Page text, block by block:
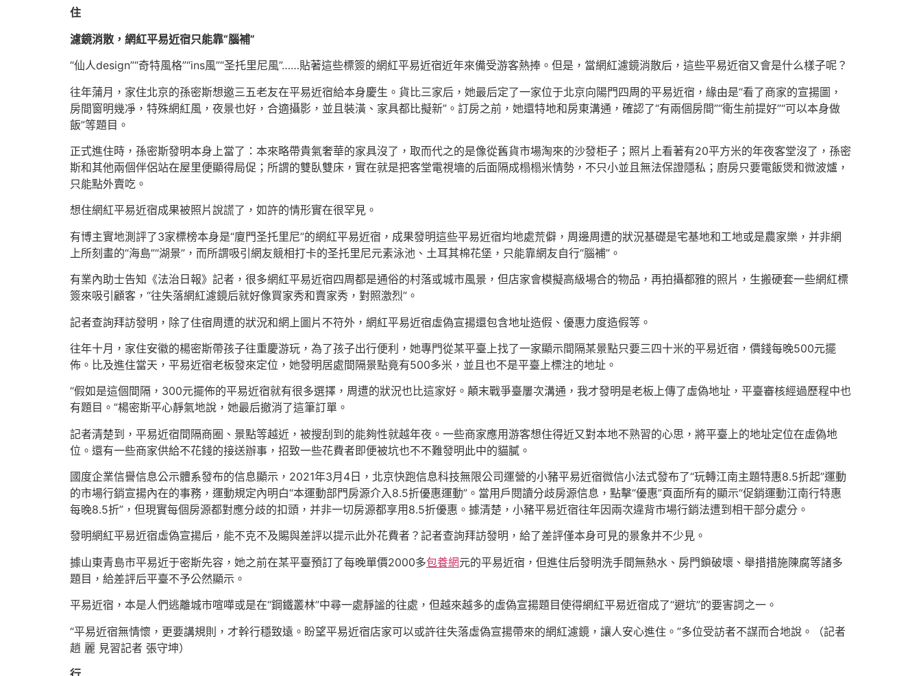
住
濾鏡消散，網紅平易近宿只能靠“腦補”
“仙人design”“奇特風格”“ins風”“圣托里尼風”……貼著這些標簽的網紅平易近宿近年來備受游客熱捧。但是，當網紅濾鏡消散后，這些平易近宿又會是什么樣子呢？
往年蒲月，家住北京的孫密斯想邀三五老友在平易近宿給本身慶生。貨比三家后，她最后定了一家位于北京向陽門四周的平易近宿，緣由是“看了商家的宣揚圖，
房間窗明幾凈，特殊網紅風，夜景也好，合適攝影，並且裝潢、家具都比擬新”。訂房之前，她還特地和房東溝通，確認了“有兩個房間”“衛生前提好”“可以本身做
飯”等題目。
正式進住時，孫密斯發明本身上當了：本來略帶貴氣奢華的家具沒了，取而代之的是像從舊貨市場淘來的沙發柜子；照片上看著有20平方米的年夜客堂沒了，孫密
斯和其他兩個伴侶站在屋里便顯得局促；所謂的雙臥雙床，實在就是把客堂電視墻的后面隔成榻榻米情勢，不只小並且無法保證隱私；廚房只要電飯煲和微波爐，
只能點外賣吃。
想住網紅平易近宿成果被照片說謊了，如許的情形實在很罕見。
有博主實地測評了3家標榜本身是“廈門圣托里尼”的網紅平易近宿，成果發明這些平易近宿均地處荒僻，周邊周遭的狀況基礎是宅基地和工地或是農家樂，并非網
上所刻畫的“海島”“湖景”，而所謂吸引網友競相打卡的圣托里尼元素泳池、土耳其棉花堡，只能靠網友自行“腦補”。
有業內助士告知《法治日報》記者，很多網紅平易近宿四周都是通俗的村落或城市風景，但店家會模擬高級場合的物品，再拍攝都雅的照片，生搬硬套一些網紅標
簽來吸引顧客，“往失落網紅濾鏡后就好像買家秀和賣家秀，對照激烈”。
記者查詢拜訪發明，除了住宿周遭的狀況和網上圖片不符外，網紅平易近宿虛偽宣揚還包含地址造假、優惠力度造假等。
往年十月，家住安徽的楊密斯帶孩子往重慶游玩，為了孩子出行便利，她專門從某平臺上找了一家顯示間隔某景點只要三四十米的平易近宿，價錢每晚500元擺
佈。比及進住當天，平易近宿老板發來定位，她發明居處間隔景點竟有500多米，並且也不是平臺上標注的地址。
“假如是這個間隔，300元擺佈的平易近宿就有很多選擇，周遭的狀況也比這家好。顛末戰爭臺屢次溝通，我才發明是老板上傳了虛偽地址，平臺審核經過歷程中也
有題目。”楊密斯平心靜氣地說，她最后撤消了這筆訂單。
記者清楚到，平易近宿間隔商圈、景點等越近，被搜刮到的能夠性就越年夜。一些商家應用游客想住得近又對本地不熟習的心思，將平臺上的地址定位在虛偽地
位。還有一些商家供給不花錢的接送辦事，招致一些花費者即便被坑也不不難發明此中的貓膩。
國度企業信譽信息公示體系發布的信息顯示，2021年3月4日，北京快跑信息科技無限公司運營的小豬平易近宿微信小法式發布了“玩轉江南主題特惠8.5折起”運動
的市場行銷宣揚內在的事務，運動規定內明白“本運動部門房源介入8.5折優惠運動”。當用戶閱讀分歧房源信息，點擊“優惠”頁面所有的顯示“促銷運動江南行特惠
每晚8.5折”，但現實每個房源都對應分歧的扣頭，并非一切房源都享用8.5折優惠。據清楚，小豬平易近宿往年因兩次違背市場行銷法遭到相干部分處分。
發明網紅平易近宿虛偽宣揚后，能不克不及賜與差評以提示此外花費者？記者查詢拜訪發明，給了差評僅本身可見的景象并不少見。
據山東青島市平易近于密斯先容，她之前在某平臺預訂了每晚單價2000多包養網元的平易近宿，但進住后發明洗手間無熱水、房門鎖破壞、舉措措施陳腐等諸多
題目，給差評后平臺不予公然顯示。
平易近宿，本是人們逃離城市喧嘩或是在“鋼鐵叢林”中尋一處靜謐的往處，但越來越多的虛偽宣揚題目使得網紅平易近宿成了“避坑”的要害詞之一。
“平易近宿無情懷，更要講規則，才幹行穩致遠。盼望平易近宿店家可以或許往失落虛偽宣揚帶來的網紅濾鏡，讓人安心進住。”多位受訪者不謀而合地說。（記者
趙 麗 見習記者 張守坤）